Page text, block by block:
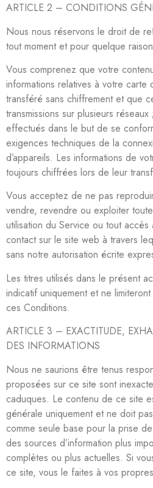
ARTICLE 2 – CONDITIONS
Nous nous réservons le droit de
tout moment et pour quelque
Vous comprenez que votre
informations relatives à votre
transféré sans chiffrement et que
transmissions sur plusieurs
effectués dans le but de se
exigences techniques de la
d’appareils. Les informations de
toujours chiffrées lors de leur
Vous acceptez de ne pas
vendre, revendre ou exploiter
utilisation du Service ou tout
contact sur le site web à travers
sans notre autorisation écrite
Les titres utilisés dans le présent
indicatif uniquement et ne
ces Conditions.
ARTICLE 3 – EXACTITUDE,
DES INFORMATIONS
Nous ne saurions être tenus
proposées sur ce site sont
caduques. Le contenu de ce site
générale uniquement et ne doit
comme seule base pour la prise
des sources d’information plus
complètes ou plus actuelles. Si
ce site, vous le faites à vos